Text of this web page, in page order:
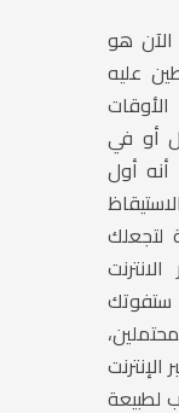
هو
عليه
أو في
أول
لتجعلك
ستفوتك
لطبيعة